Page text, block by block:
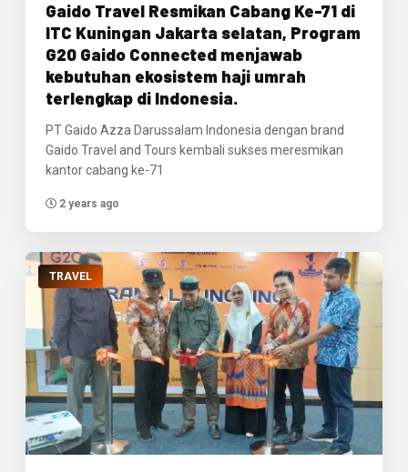
Gaido Travel Resmikan Cabang Ke-71 di
ITC Kuningan Jakarta selatan, Program
G20 Gaido Connected menjawab
kebutuhan ekosistem haji umrah
terlengkap di Indonesia.
PT Gaido Azza Darussalam Indonesia dengan brand
Gaido Travel and Tours kembali sukses meresmikan
kantor cabang ke-71
2 years ago
TRAVEL